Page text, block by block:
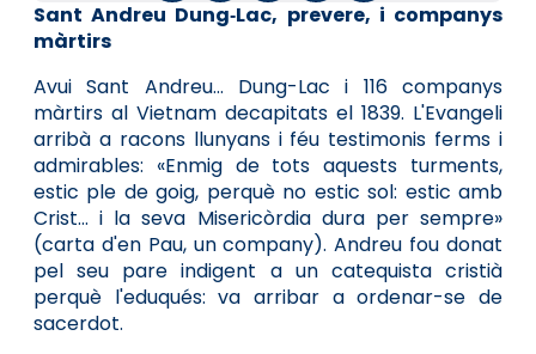
Sant Andreu Dung‑Lac, prevere, i companys
màrtirs
Avui Sant Andreu... Dung-Lac i 116 companys
màrtirs al Vietnam decapitats el 1839. L'Evangeli
arribà a racons llunyans i féu testimonis ferms i
admirables: «Enmig de tots aquests turments,
estic ple de goig, perquè no estic sol: estic amb
Crist... i la seva Misericòrdia dura per sempre»
(carta d'en Pau, un company). Andreu fou donat
pel seu pare indigent a un catequista cristià
perquè l'eduqués: va arribar a ordenar-se de
sacerdot.